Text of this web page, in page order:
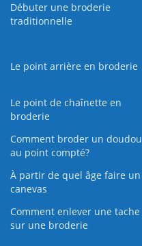
Débuter une broderie
traditionnelle
Le point arrière en broderie
Le point de chaînette en
broderie
Comment broder un doudou
au point compté?
À partir de quel âge faire un
canevas
Comment enlever une tache
sur une broderie